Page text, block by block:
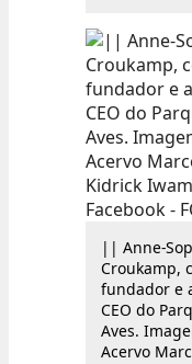
|| Anne-
Croukamp,
fundador e
CEO do
Aves.
Acervo